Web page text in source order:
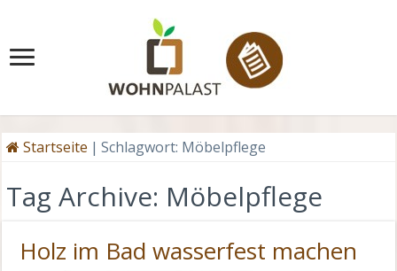
Startseite | Schlagwort: Möbelpflege
Tag Archive: Möbelpflege
Holz im Bad wasserfest machen